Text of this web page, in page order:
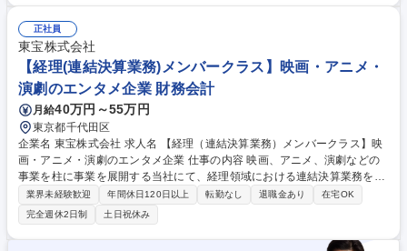
ム。大手企業を中心に導入され、グループ全体で安定した成長を続けてい
ます。【詳細】■グループ各社の決算データの取りまとめ ■連結決算の手
続きや書類作成 ■税金に関する申告業務 ■グループ会社の経理指導や管
理、相談対応 ■会計監査をスムーズに進めるための対応 ■チームで働くメ
ンバーのサポートや進捗管理 募集職種 【財務経理グループマネージャ
ー】経営に近い目線で手応え大！上場の安定基盤
正社員
東宝株式会社
【経理(連結決算業務)メンバークラス】映画・アニメ・
演劇のエンタメ企業 財務会計
月給40万円～55万円
東京都千代田区
企業名 東宝株式会社 求人名 【経理（連結決算業務）メンバークラス】映
画・アニメ・演劇のエンタメ企業 仕事の内容 映画、アニメ、演劇などの
事業を柱に事業を展開する当社にて、経理領域における連結決算業務をお
任せします。※メンバークラス採用です。 連結財務諸表作成、有価証券報
告書・決算短信作成、取締役会・経営会議資料作成など、ご担当いただき
ます。 近年海外やアニメ関連の取引が増加しその内容も複雑化していま
す。こうした状況下で会計の専門家に求められる役割と仕事の付加価値は
業界未経験歓迎 年間休日120日以上 転勤なし 退職金あり
在宅OK
完全週休2日制
土日祝休み